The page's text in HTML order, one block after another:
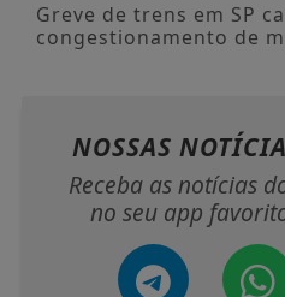
Greve de trens em SP
congestionamento de
NOSSAS
Receba as notícias
no seu app